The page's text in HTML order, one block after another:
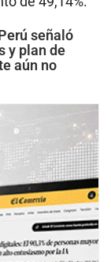
señaló
y plan de
aún no